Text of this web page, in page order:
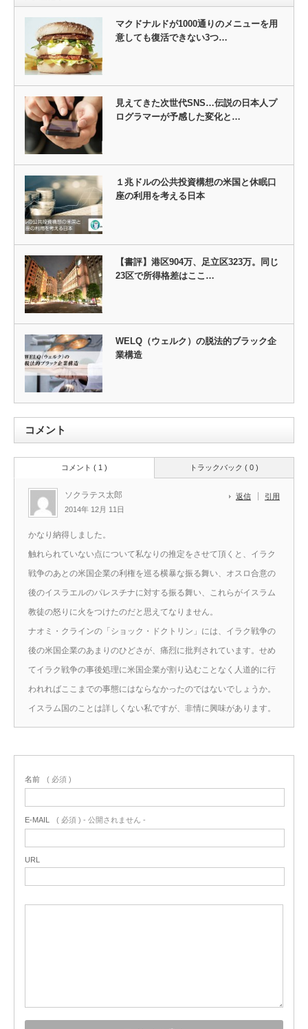
マクドナルドが1000通りのメニューを用
意しても復活できない3つ…
見えてきた次世代SNS…伝説の日本人プ
ログラマーが予感した変化と…
１兆ドルの公共投資構想の米国と休眠口
座の利用を考える日本
【書評】港区904万、足立区323万。同じ
23区で所得格差はここ…
WELQ（ウェルク）の脱法的ブラック企
業構造
コメント
トラックバック ( 0 )
コメント ( 1 )
ソクラテス太郎
2014年 12月 11日
返信 引用
かなり納得しました。
触れられていない点について私なりの推定をさせて頂くと、イラク
戦争のあとの米国企業の利権を巡る横暴な振る舞い、オスロ合意の
後のイスラエルのパレスチナに対する振る舞い、これらがイスラム
教徒の怒りに火をつけたのだと思えてなりません。
ナオミ・クラインの「ショック・ドクトリン」には、イラク戦争の
後の米国企業のあまりのひどさが、痛烈に批判されています。せめ
てイラク戦争の事後処理に米国企業が割り込むことなく人道的に行
われればここまでの事態にはならなかったのではないでしょうか。
イスラム国のことは詳しくない私ですが、非情に興味があります。
名前 ( 必須 )
E-MAIL ( 必須 ) - 公開されません -
URL